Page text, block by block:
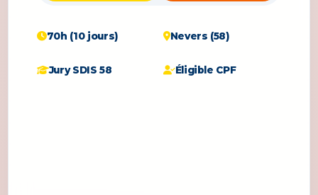
70h (10 jours) Nevers (58)
Jury SDIS 58 Éligible CPF